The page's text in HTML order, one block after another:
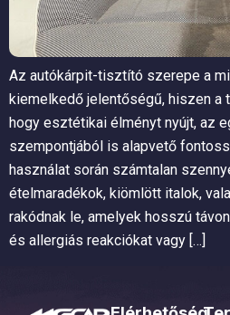
Az autókárpit-tisztító szerepe a
kiemelkedő jelentőségű, hiszen a
hogy esztétikai élményt nyújt, az
szempontjából is alapvető
használat során számtalan
ételmaradékok, kiömlött italok,
rakódnak le, amelyek hosszú
és allergiás reakciókat vagy […]